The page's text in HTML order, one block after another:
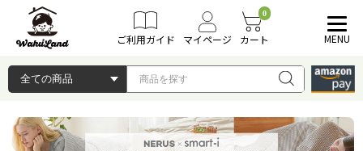
ご利用ガイド マイページ
0
カート MENU